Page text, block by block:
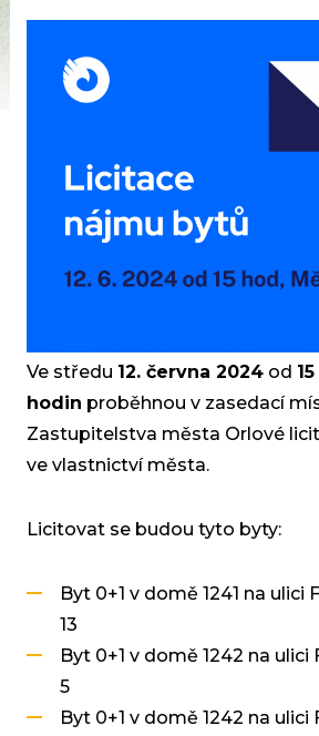
Ve středu 12. června 2024od 15
hodin proběhnou v zasedací
Zastupitelstva města Orlové
ve vlastnictví města.
Licitovat se budou tyto byty:
Byt 0+1 v domě 1241 na ulici
13
Byt 0+1 v domě 1242 na ulici
5
Byt 0+1 v domě 1242 na ulici